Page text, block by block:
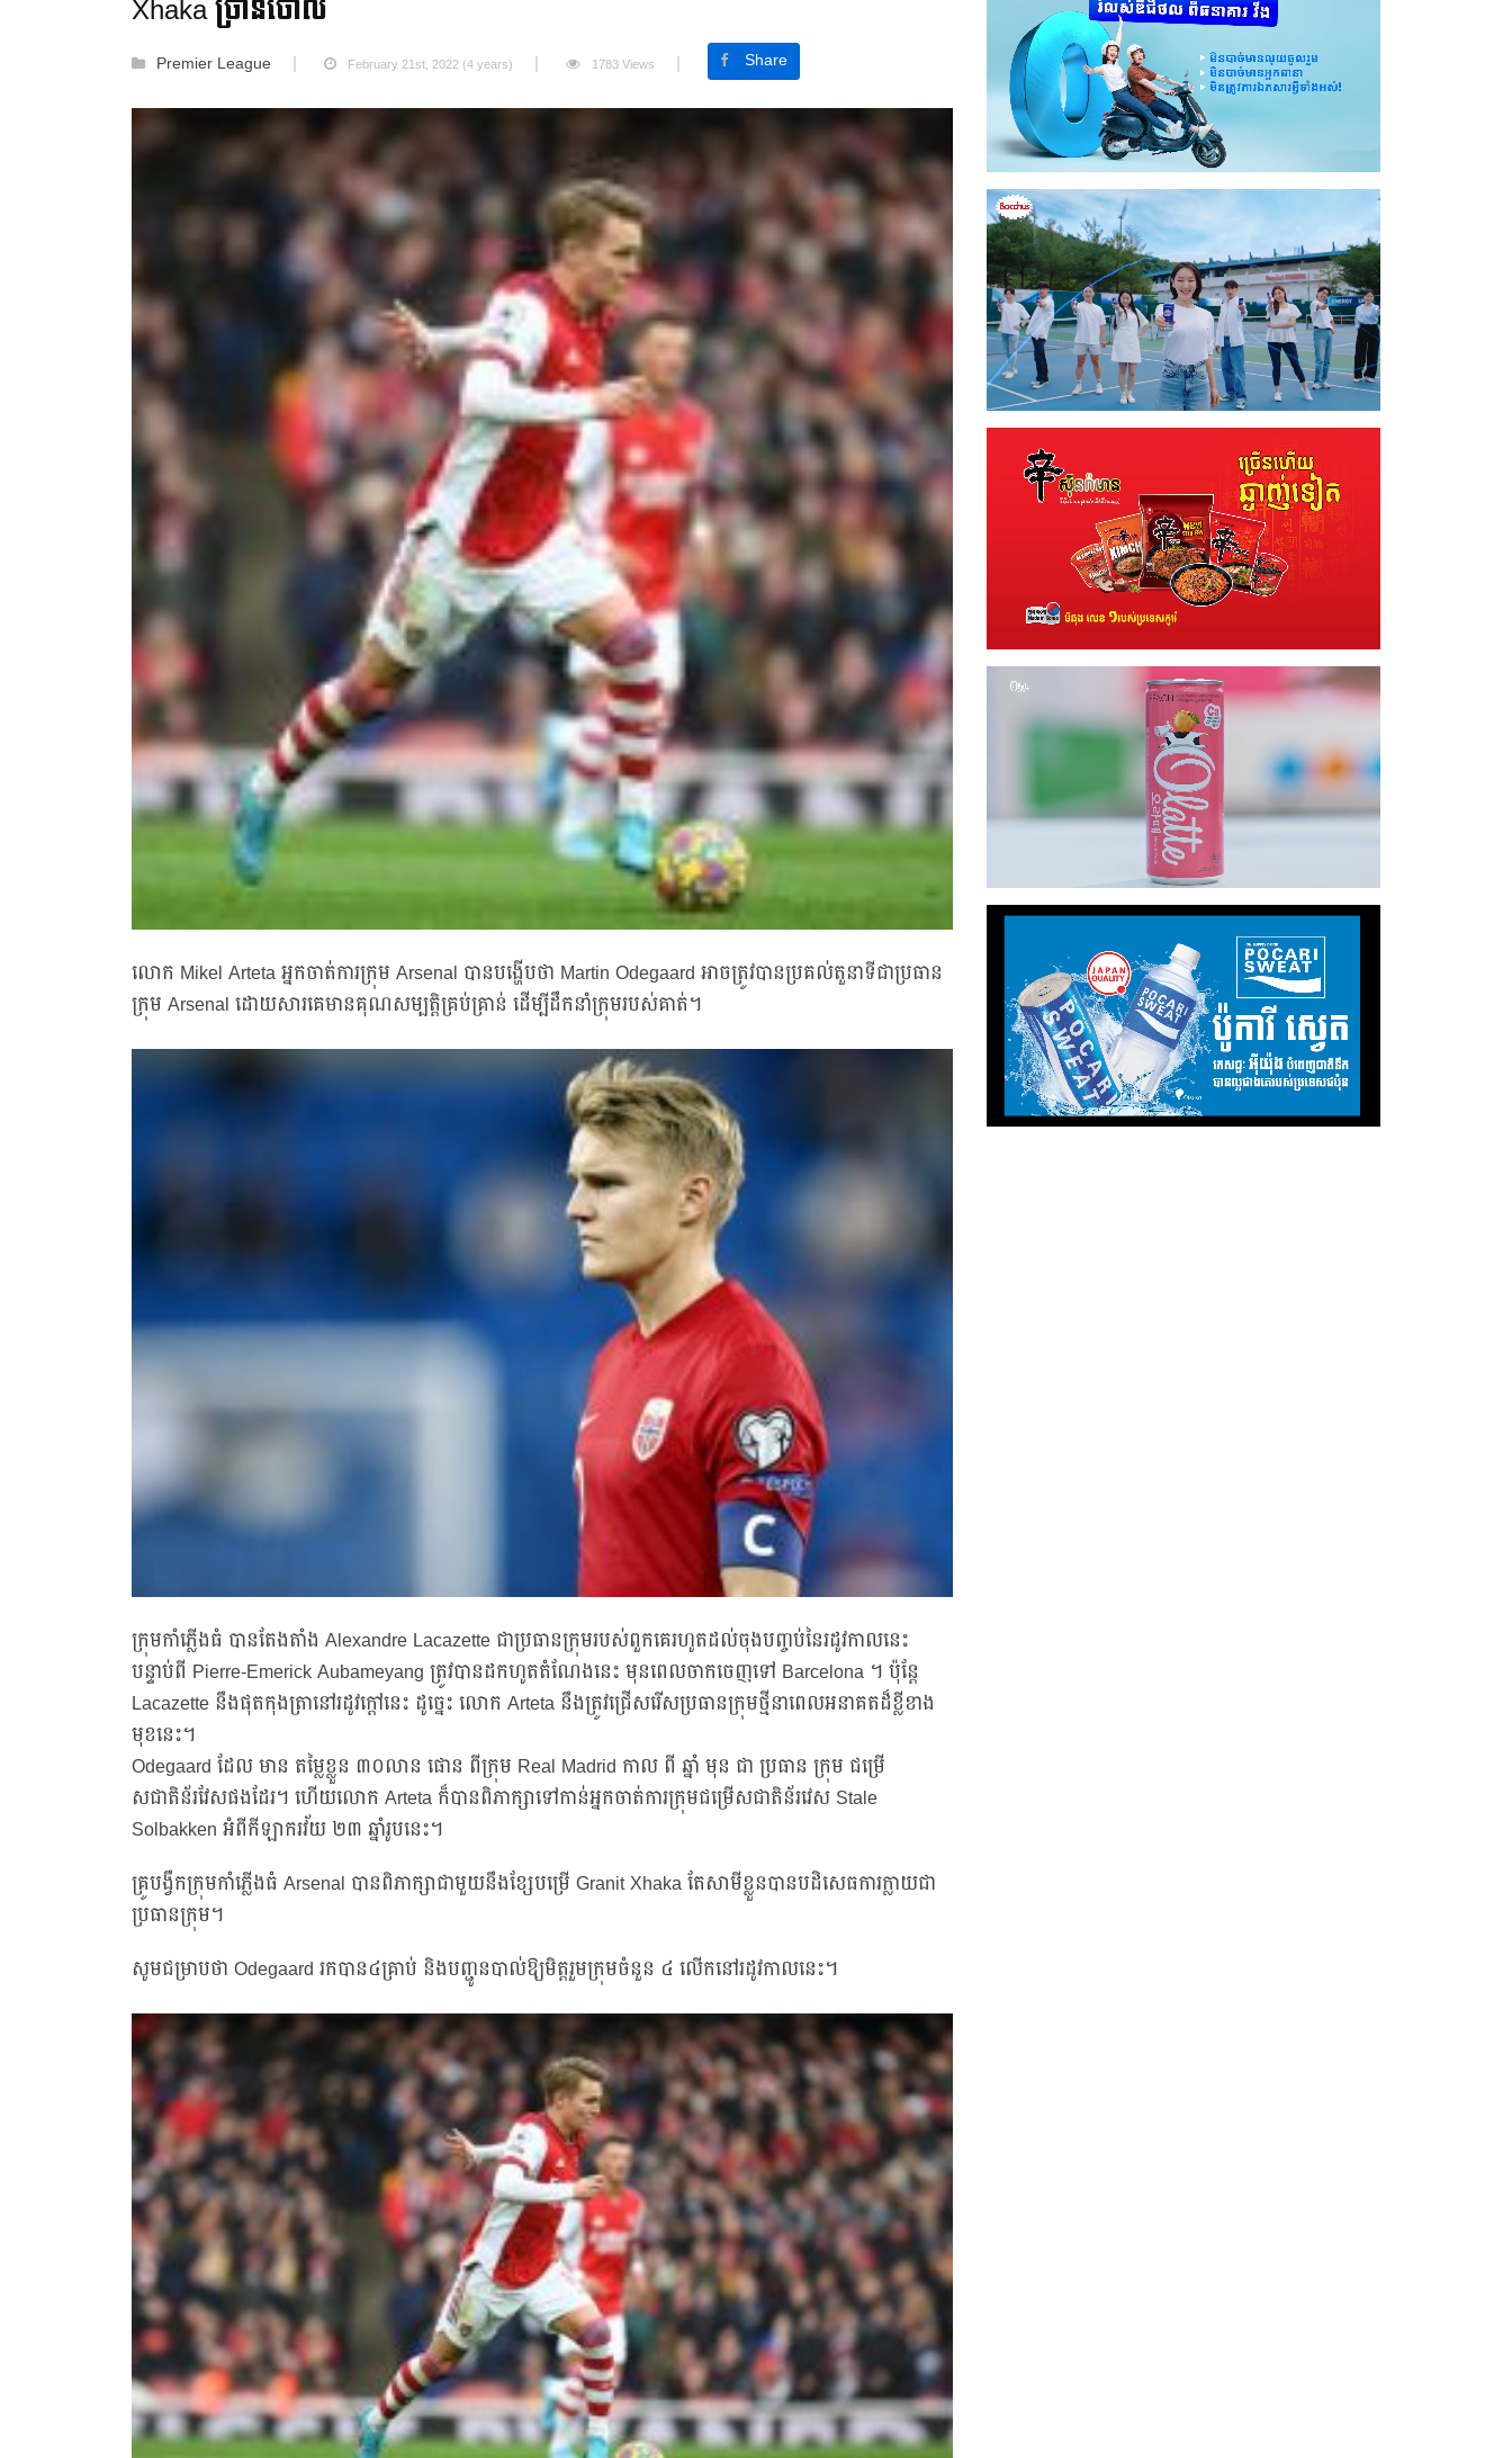
Xhaka ច្រានចោល
Premier League February 21st, 2022 (4 years) 1783 Views Share
លោក Mikel Arteta អ្នកចាត់ការក្រុម Arsenal បានបង្ហើបថា Martin Odegaard អាចត្រូវបានប្រគល់តួនាទីជាប្រធាន
ក្រុម Arsenal ដោយសារគេមានគុណសម្បត្តិគ្រប់គ្រាន់ ដើម្បីដឹកនាំក្រុមរបស់គាត់។
ក្រុមកាំភ្លើងធំ បានតែងតាំង Alexandre Lacazette ជាប្រធានក្រុមរបស់ពួកគេរហូតដល់ចុងបញ្ចប់នៃរដូវកាលនេះ
បន្ទាប់ពី Pierre-Emerick Aubameyang ត្រូវបានដកហូតតំណែងនេះ មុនពេលចាកចេញទៅ Barcelona ។ ប៉ុន្តែ
Lacazette នឹងផុតកុងត្រានៅរដូវក្ដៅនេះ ដូច្នេះ លោក Arteta នឹងត្រូវជ្រើសរើសប្រធានក្រុមថ្មីនាពេលអនាគតដ៏ខ្លីខាង
មុខនេះ។
Odegaard ដែល មាន តម្លៃខ្លួន ៣០លាន ផោន ពីក្រុម Real Madrid កាល ពី ឆ្នាំ មុន ជា ប្រធាន ក្រុម ជម្រើ
សជាតិន័រវែសផងដែរ។ ហើយលោក Arteta ក៏បានពិភាក្សាទៅកាន់អ្នកចាត់ការក្រុមជម្រើសជាតិន័រវេស Stale
Solbakken អំពីកីឡាករវ័យ ២៣ ឆ្នាំរូបនេះ។
គ្រូបង្វឹកក្រុមកាំភ្លើងធំ Arsenal បានពិភាក្សាជាមួយនឹងខ្សែបម្រើ Granit Xhaka តែសាមីខ្លួនបានបដិសេធការក្លាយជា
ប្រធានក្រុម។
សូមជម្រាបថា Odegaard រកបាន៤គ្រាប់ និងបញ្ជូនបាល់ឱ្យមិត្តរួមក្រុមចំនួន ៤ លើកនៅរដូវកាលនេះ។